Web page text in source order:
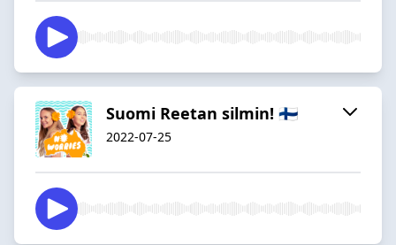
Suomi Reetan silmin! 🇫🇮
2022-07-25